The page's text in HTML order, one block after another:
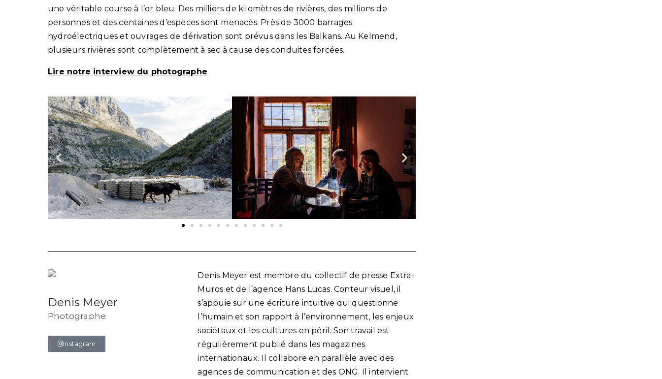
une véritable course à l’or bleu. Des milliers de kilomètres de rivières, des millions de
personnes et des centaines d’espèces sont menacés. Près de 3000 barrages
hydroélectriques et ouvrages de dérivation sont prévus dans les Balkans. Au Kelmend,
plusieurs rivières sont complètement à sec à cause des conduites forcées.
Lire notre interview du photographe
Denis Meyer
Photographe
Instagram
Denis Meyer est membre du collectif de presse Extra-
Muros et de l’agence Hans Lucas. Conteur visuel, il
s’appuie sur une écriture intuitive qui questionne
l’humain et son rapport à l’environnement, les enjeux
sociétaux et les cultures en péril. Son travail est
régulièrement publié dans les magazines
internationaux. Il collabore en parallèle avec des
agences de communication et des ONG. Il intervient